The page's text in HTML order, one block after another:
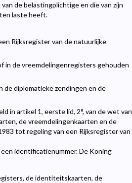
de belastingplichtige en die van zijn
laste heeft.
Rijksregister van de natuurlijke
in de vreemdelingenregisters gehouden
de diplomatieke zendingen en de
in artikel 1, eerste lid, 2°, van de wet van
de vreemdelingenkaarten en de
tot regeling van een Rijksregister van
identificatienummer. De Koning
de identiteitskaarten, de